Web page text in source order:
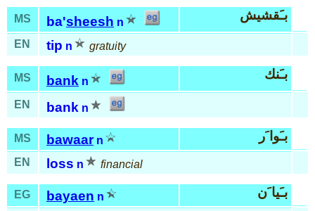
MS ba'sheesh n بـَقشيش
EN tip n gratuity
MS bank n بـَنك
EN bank n
MS bawaar n بـَوا َر
EN loss n financial
EG bayaen n بـَيا َن